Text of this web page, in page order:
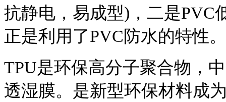
抗静电，易成型)，二是PVC
正是利用了PVC防水的特性。
TPU是环保高分子聚合物，
透湿膜。是新型环保材料成